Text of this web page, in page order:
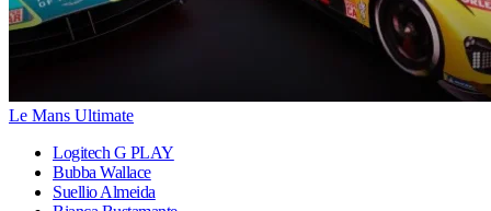
Le Mans Ultimate
Logitech G PLAY
Bubba Wallace
Suellio Almeida